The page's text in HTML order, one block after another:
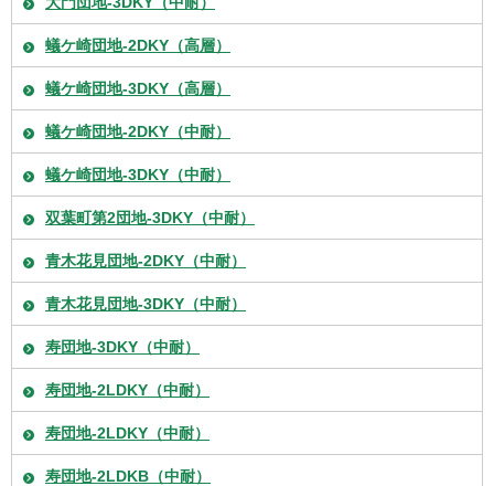
蟻ケ崎団地-2DKY（高層）
蟻ケ崎団地-3DKY（高層）
蟻ケ崎団地-2DKY（中耐）
蟻ケ崎団地-3DKY（中耐）
双葉町第2団地-3DKY（中耐）
青木花見団地-2DKY（中耐）
青木花見団地-3DKY（中耐）
寿団地-3DKY（中耐）
寿団地-2LDKY（中耐）
寿団地-2LDKY（中耐）
寿団地-2LDKB（中耐）